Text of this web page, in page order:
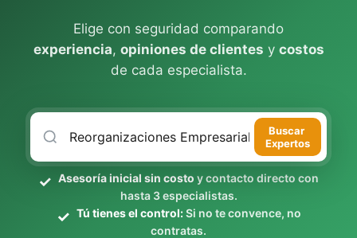
Elige con seguridad comparando
experiencia, opiniones de clientes y costos
de cada especialista.
Buscar
Expertos
Asesoría inicial sin costo y contacto directo con
hasta 3 especialistas.
Tú tienes el control:Si no te convence, no
contratas.